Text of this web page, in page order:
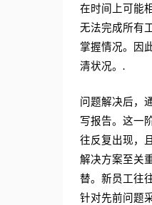
在时间上可能
无法完成所有
掌握情况。因
清状况。.
问题解决后，
写报告。这一
往反复出现，
解决方案至关
替。新员工往
针对先前问题